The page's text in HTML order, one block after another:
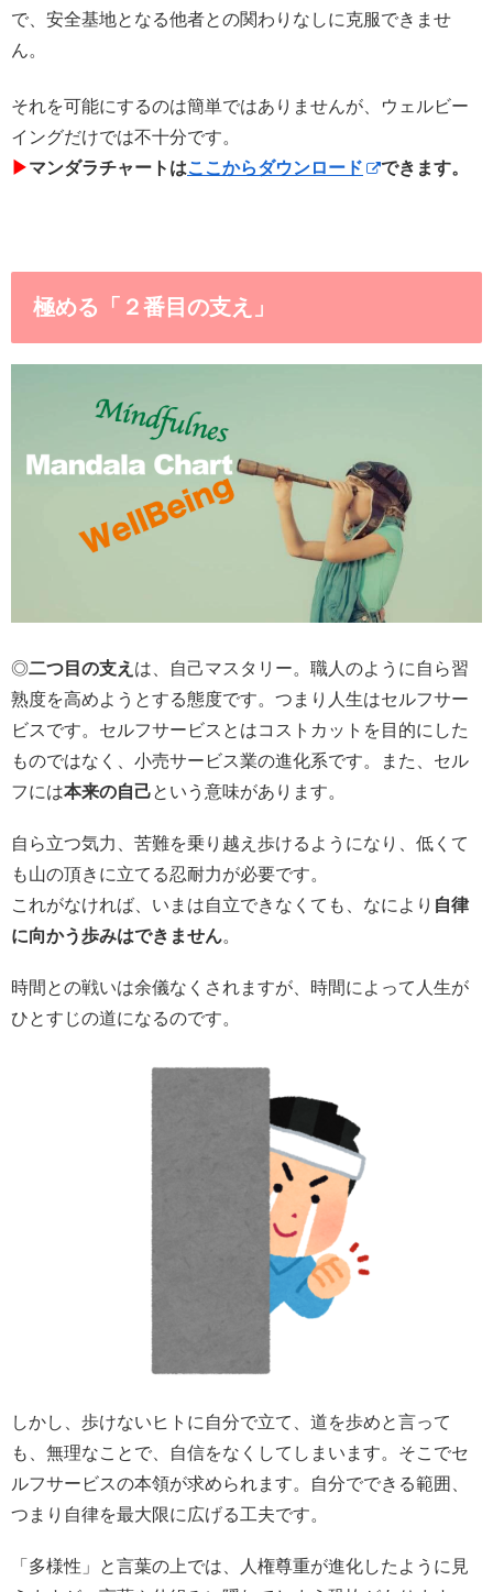
で、安全基地となる他者との関わりなしに克服できませ
ん。
それを可能にするのは簡単ではありませんが、ウェルビー
イングだけでは不十分です。
▶︎マンダラチャートはここからダウンロード できます。
極める「２番目の支え」
◎二つ目の支え は、自己マスタリー。職人のように自ら習
熟度を高めようとする態度です。つまり人生はセルフサー
ビスです。セルフサービスとはコストカットを目的にした
ものではなく、小売サービス業の進化系です。また、セル
フには本来の自己という意味があります。
自ら立つ気力、苦難を乗り越え歩けるようになり、低くて
も山の頂きに立てる忍耐力が必要です。
これがなければ、いまは自立できなくても、なにより 自律
に向かう歩みはできません。
時間との戦いは余儀なくされますが、時間によって人生が
ひとすじの道になるのです。
しかし、歩けないヒトに自分で立て、道を歩めと言って
も、無理なことで、自信をなくしてしまいます。そこでセ
ルフサービスの本領が求められます。自分でできる範囲、
つまり自律を最大限に広げる工夫です。
「多様性」と言葉の上では、人権尊重が進化したように見